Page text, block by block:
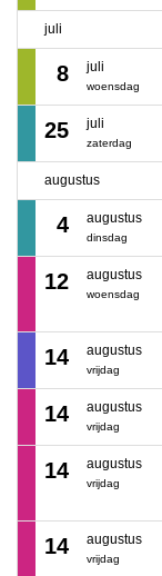
juli
8 juli
woensdag
25 juli
zaterdag
augustus
4 augustus
dinsdag
12 augustus
woensdag
14 augustus
vrijdag
14 augustus
vrijdag
14 augustus
vrijdag
14 augustus
vrijdag